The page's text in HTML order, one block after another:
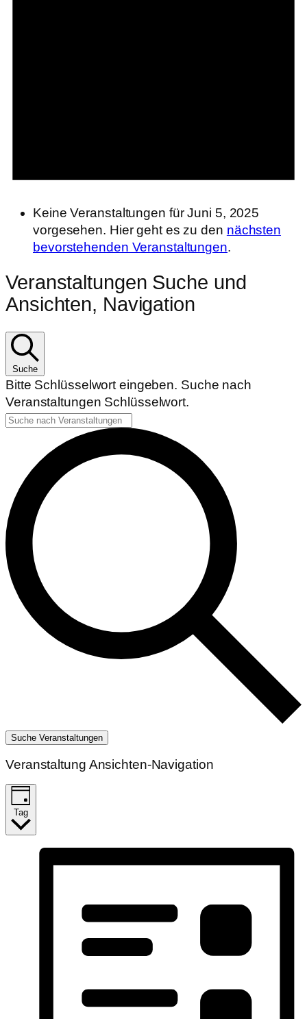
Keine Veranstaltungen für Juni 5, 2025
vorgesehen. Hier geht es zu den nächsten
bevorstehenden Veranstaltungen.
Veranstaltungen Suche und
Ansichten, Navigation
Suche
Bitte Schlüsselwort eingeben. Suche nach
Veranstaltungen Schlüsselwort.
Suche Veranstaltungen
Veranstaltung Ansichten-Navigation
Tag